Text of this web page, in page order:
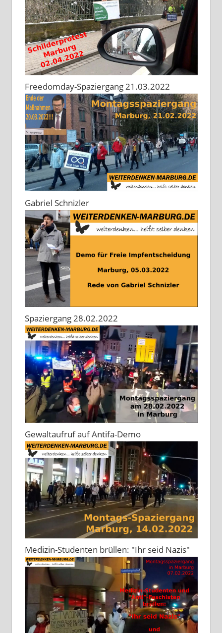
Freedomday-Spaziergang 21.03.2022
Gabriel Schnizler
Spaziergang 28.02.2022
Gewaltaufruf auf Antifa-Demo
Medizin-Studenten brüllen: "Ihr seid Nazis"